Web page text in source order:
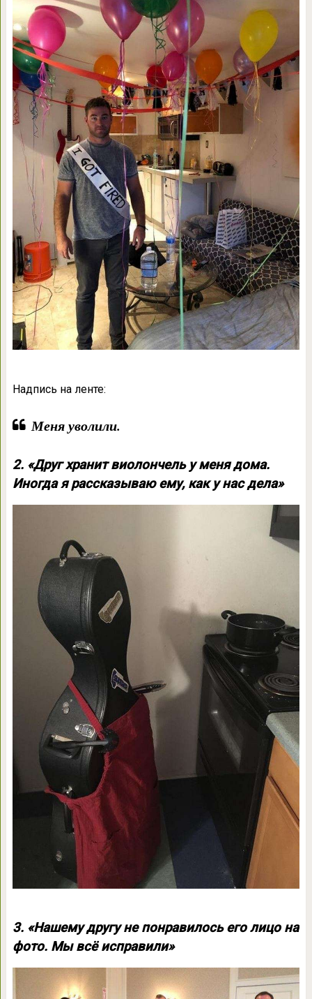
Надпись на ленте:
Меня уволили.
2. «Друг хранит виолончель у меня дома.
Иногда я рассказываю ему, как у нас дела»
3. «Нашему другу не понравилось его лицо на
фото. Мы всё исправили»